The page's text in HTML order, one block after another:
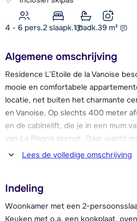
4 - 6 pers.2 slaapk.1 badk.39 m²
Algemene omschrijving
Residence L’Etoile de la Vanoise
mooie en comfortabele
locatie, net buiten het charmante
en Vanoise. Op slechts 400 meter
en de cabinelift, die je in een mum
van La Plagne brengt. Daar wacht
aan pistes op je! Aan het einde van
Faciliteiten als een skischool,
supermarkt, restaurants en bars
het centrum. Verder heeft het dorp
Lees de volledige omschrijving
Indeling
Woonkamer met een 2-